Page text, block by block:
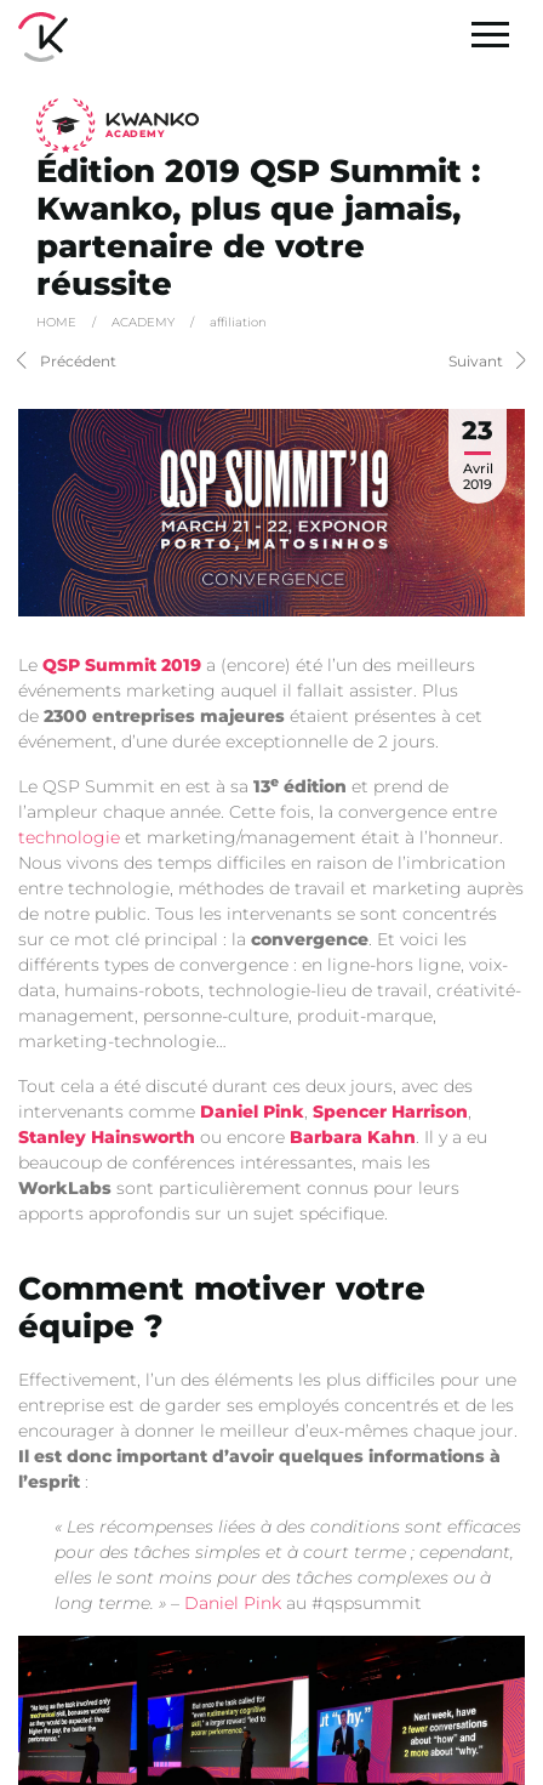
ACADEMY
Édition 2019 QSP Summit :
Kwanko, plus que jamais,
partenaire de votre
réussite
HOME / ACADEMY / affiliation
Précédent Suivant
23
Avril
2019
Le QSP Summit 2019 a (encore) été l’un des meilleurs
événements marketing auquel il fallait assister. Plus
de 2300 entreprises majeures étaient présentes à cet
événement, d’une durée exceptionnelle de 2 jours.
Le QSP Summit en est à sa 13e édition et prend de
l’ampleur chaque année. Cette fois, la convergence entre
technologie et marketing/management était à l’honneur.
Nous vivons des temps difficiles en raison de l’imbrication
entre technologie, méthodes de travail et marketing auprès
de notre public. Tous les intervenants se sont concentrés
sur ce mot clé principal : la convergence. Et voici les
différents types de convergence : en ligne-hors ligne, voix-
data, humains-robots, technologie-lieu de travail, créativité-
management, personne-culture, produit-marque,
marketing-technologie…
Tout cela a été discuté durant ces deux jours, avec des
intervenants comme Daniel Pink, Spencer Harrison,
Stanley Hainsworth ou encore Barbara Kahn. Il y a eu
beaucoup de conférences intéressantes, mais les
WorkLabs sont particulièrement connus pour leurs
apports approfondis sur un sujet spécifique.
Comment motiver votre
équipe ?
Effectivement, l’un des éléments les plus difficiles pour une
entreprise est de garder ses employés concentrés et de les
encourager à donner le meilleur d’eux-mêmes chaque jour.
Il est donc important d’avoir quelques informations à
l’esprit :
« Les récompenses liées à des conditions sont efficaces
pour des tâches simples et à court terme ; cependant,
elles le sont moins pour des tâches complexes ou à
long terme. » – Daniel Pink au #qspsummit